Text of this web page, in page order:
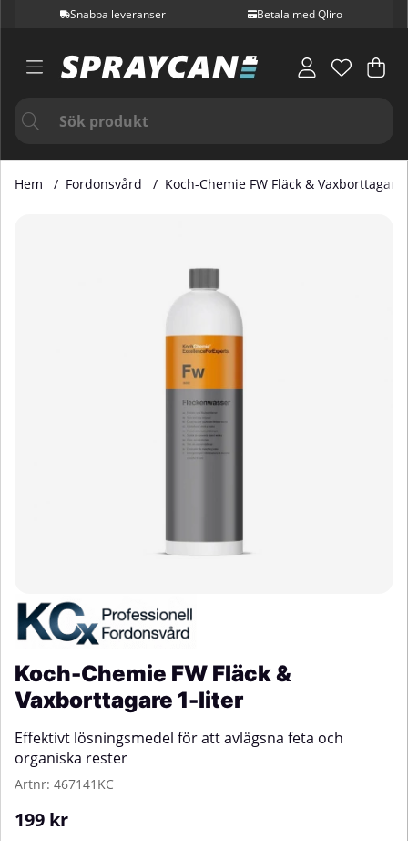
Snabba leveranser Betala med Qliro
.
Hem Fordonsvård Koch-Chemie FW Fläck &
Koch-Chemie FW Fläck &
Vaxborttagare 1-liter
Effektivt lösningsmedel för att avlägsna feta och
organiska rester
Artnr: 467141KC
199 kr